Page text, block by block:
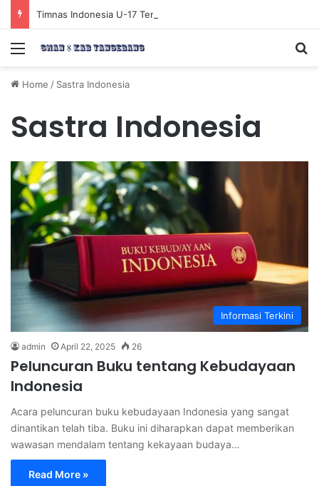
Menu
Home / Sastra Indonesia
Sastra Indonesia
Informasi Terkini
admin April 22, 2025 26
Peluncuran Buku tentang Kebudayaan
Indonesia
Acara peluncuran buku kebudayaan Indonesia yang sangat
dinantikan telah tiba. Buku ini diharapkan dapat memberikan
wawasan mendalam tentang kekayaan budaya…
Read More »